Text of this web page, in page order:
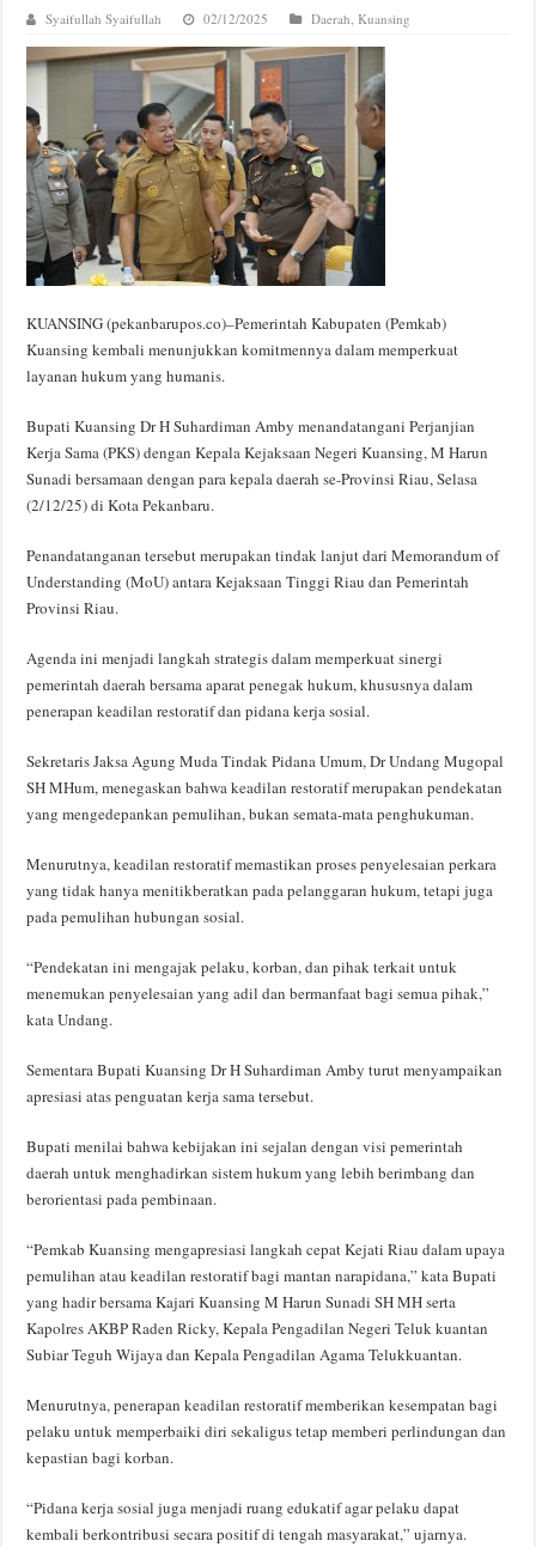
Syaifullah Syaifullah 02/12/2025 Daerah, Kuansing
KUANSING (pekanbarupos.co)–Pemerintah Kabupaten (Pemkab)
Kuansing kembali menunjukkan komitmennya dalam memperkuat
layanan hukum yang humanis.
Bupati Kuansing Dr H Suhardiman Amby menandatangani Perjanjian
Kerja Sama (PKS) dengan Kepala Kejaksaan Negeri Kuansing, M Harun
Sunadi bersamaan dengan para kepala daerah se-Provinsi Riau, Selasa
(2/12/25) di Kota Pekanbaru.
Penandatanganan tersebut merupakan tindak lanjut dari Memorandum of
Understanding (MoU) antara Kejaksaan Tinggi Riau dan Pemerintah
Provinsi Riau.
Agenda ini menjadi langkah strategis dalam memperkuat sinergi
pemerintah daerah bersama aparat penegak hukum, khususnya dalam
penerapan keadilan restoratif dan pidana kerja sosial.
Sekretaris Jaksa Agung Muda Tindak Pidana Umum, Dr Undang Mugopal
SH MHum, menegaskan bahwa keadilan restoratif merupakan pendekatan
yang mengedepankan pemulihan, bukan semata-mata penghukuman.
Menurutnya, keadilan restoratif memastikan proses penyelesaian perkara
yang tidak hanya menitikberatkan pada pelanggaran hukum, tetapi juga
pada pemulihan hubungan sosial.
“Pendekatan ini mengajak pelaku, korban, dan pihak terkait untuk
menemukan penyelesaian yang adil dan bermanfaat bagi semua pihak,”
kata Undang.
Sementara Bupati Kuansing Dr H Suhardiman Amby turut menyampaikan
apresiasi atas penguatan kerja sama tersebut.
Bupati menilai bahwa kebijakan ini sejalan dengan visi pemerintah
daerah untuk menghadirkan sistem hukum yang lebih berimbang dan
berorientasi pada pembinaan.
“Pemkab Kuansing mengapresiasi langkah cepat Kejati Riau dalam upaya
pemulihan atau keadilan restoratif bagi mantan narapidana,” kata Bupati
yang hadir bersama Kajari Kuansing M Harun Sunadi SH MH serta
Kapolres AKBP Raden Ricky, Kepala Pengadilan Negeri Teluk kuantan
Subiar Teguh Wijaya dan Kepala Pengadilan Agama Telukkuantan.
Menurutnya, penerapan keadilan restoratif memberikan kesempatan bagi
pelaku untuk memperbaiki diri sekaligus tetap memberi perlindungan dan
kepastian bagi korban.
“Pidana kerja sosial juga menjadi ruang edukatif agar pelaku dapat
kembali berkontribusi secara positif di tengah masyarakat,” ujarnya.